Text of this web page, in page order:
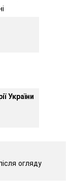
України
огляду